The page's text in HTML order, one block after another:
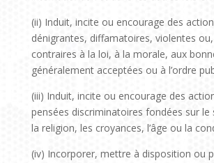
(ii) Induit, incite ou encourage des
dénigrantes, diffamatoires, violentes
contraires à la loi, à la morale, aux
généralement acceptées ou à l’ordre
(iii) Induit, incite ou encourage des
pensées discriminatoires fondées sur le
la religion, les croyances, l’âge ou la
(iv) Incorporer, mettre à disposition ou